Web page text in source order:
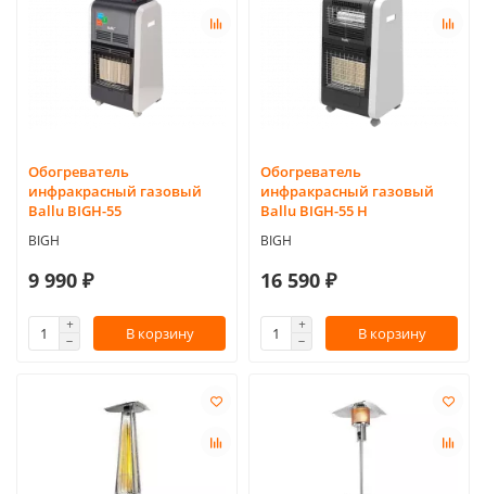
Обогреватель
инфракрасный газовый
Ballu BIGH-55
BIGH
9 990 ₽
В корзину
Обогреватель
инфракрасный газовый
Ballu BIGH-55 H
BIGH
16 590 ₽
В корзину